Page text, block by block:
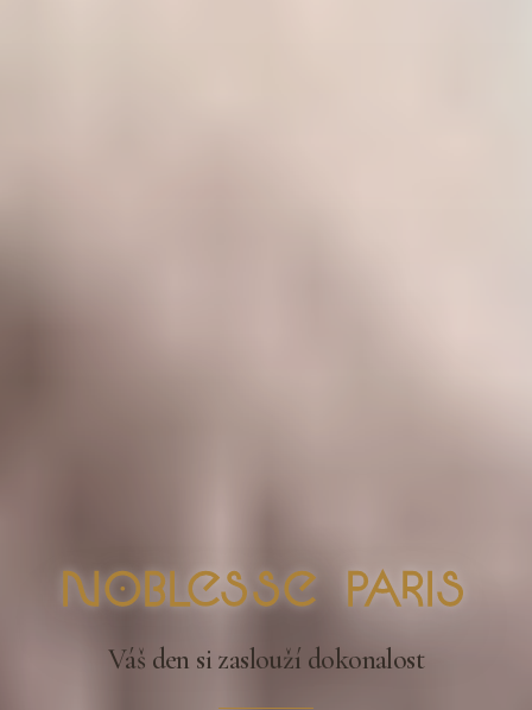
nOblesse Paris
Váš den si zaslouží dokonalost